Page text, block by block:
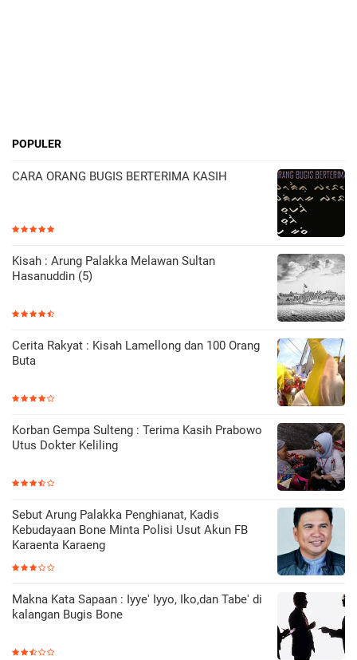
POPULER
CARA ORANG BUGIS BERTERIMA KASIH
Kisah : Arung Palakka Melawan Sultan
Hasanuddin (5)
Cerita Rakyat : Kisah Lamellong dan 100 Orang
Buta
Korban Gempa Sulteng : Terima Kasih Prabowo
Utus Dokter Keliling
Sebut Arung Palakka Penghianat, Kadis
Kebudayaan Bone Minta Polisi Usut Akun FB
Karaenta Karaeng
Makna Kata Sapaan : Iyye' Iyyo, Iko,dan Tabe' di
kalangan Bugis Bone